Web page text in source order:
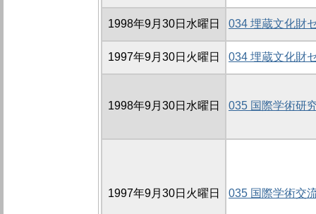
1998年9月30日水曜日 034 埋蔵文化財
1997年9月30日火曜日 034 埋蔵文化財
1998年9月30日水曜日 035 国際学術研
1997年9月30日火曜日 035 国際学術交